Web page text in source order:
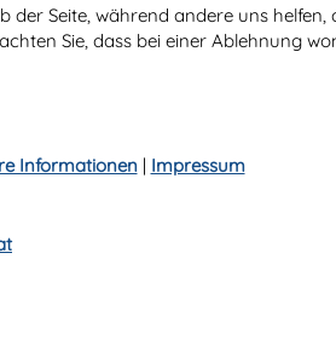
Seite, während andere uns
Sie, dass bei einer Ablehnung
Informationen| Impressum